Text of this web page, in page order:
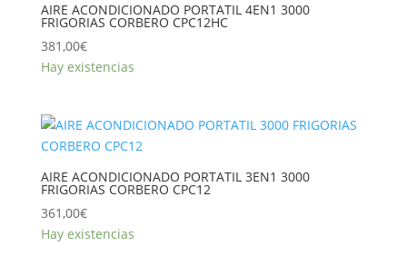
AIRE ACONDICIONADO PORTATIL 4EN1 3000
FRIGORIAS CORBERO CPC12HC
381,00€
Hay existencias
AIRE ACONDICIONADO PORTATIL 3EN1 3000
FRIGORIAS CORBERO CPC12
361,00€
Hay existencias